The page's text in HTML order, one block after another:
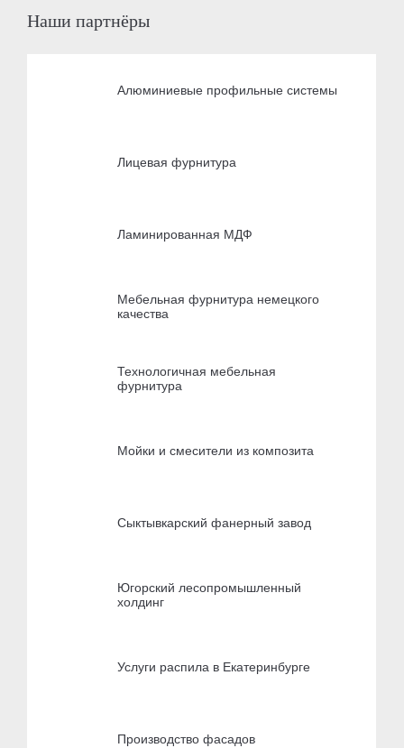
Наши партнёры
Алюминиевые профильные системы
Лицевая фурнитура
Ламинированная МДФ
Мебельная фурнитура немецкого
качества
Технологичная мебельная
фурнитура
Мойки и смесители из композита
Сыктывкарский фанерный завод
Югорский лесопромышленный
холдинг
Услуги распила в Екатеринбурге
Производство фасадов